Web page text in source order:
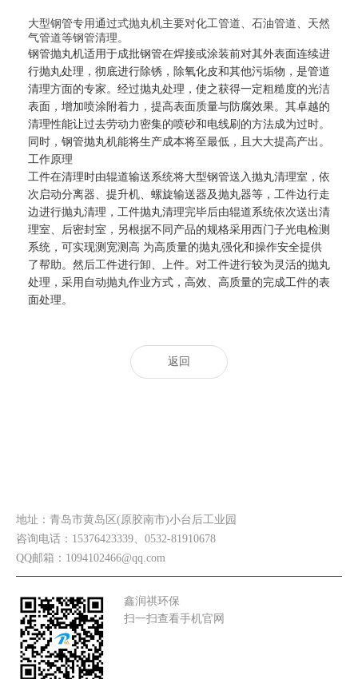
大型钢管专用通过式抛丸机主要对化工管道、石油管道、天然
气管道等钢管清理。
钢管抛丸机适用于成批钢管在焊接或涂装前对其外表面连续进
行抛丸处理，彻底进行除锈，除氧化皮和其他污垢物，是管道
清理方面的专家。经过抛丸处理，使之获得一定粗糙度的光洁
表面，增加喷涂附着力，提高表面质量与防腐效果。其卓越的
清理性能让过去劳动力密集的喷砂和电线刷的方法成为过时。
同时，钢管抛丸机能将生产成本将至最低，且大大提高产出。
工作原理
工件在清理时由辊道输送系统将大型钢管送入抛丸清理室，依
次启动分离器、提升机、螺旋输送器及抛丸器等，工件边行走
边进行抛丸清理，工件抛丸清理完毕后由辊道系统依次送出清
理室、后密封室，另根据不同产品的规格采用西门子光电检测
系统，可实现测宽测高 为高质量的抛丸强化和操作安全提供
了帮助。然后工件进行卸、上件。对工件进行较为灵活的抛丸
处理，采用自动抛丸作业方式，高效、高质量的完成工件的表
面处理。
返回
地址：青岛市黄岛区(原胶南市)小台后工业园
咨询电话：15376423339、0532-81910678
QQ邮箱：1094102466@qq.com
鑫润祺环保
扫一扫查看手机官网